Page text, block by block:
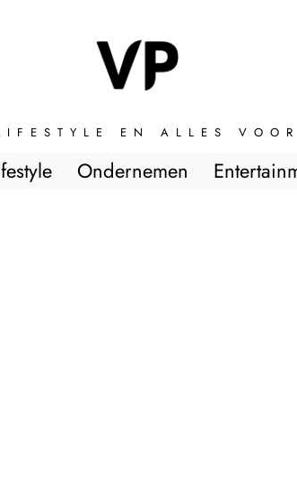
EN ALLES VOOR
Ondernemen